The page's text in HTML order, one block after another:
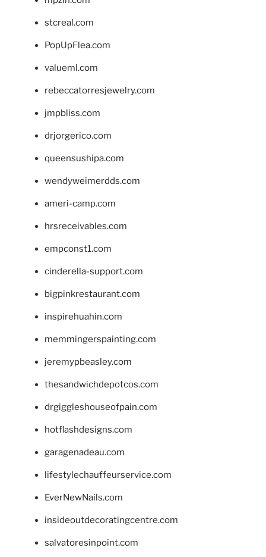
stcreal.com
PopUpFlea.com
valueml.com
rebeccatorresjewelry.com
jmpbliss.com
drjorgerico.com
queensushipa.com
wendyweimerdds.com
ameri-camp.com
hrsreceivables.com
empconst1.com
cinderella-support.com
bigpinkrestaurant.com
inspirehuahin.com
memmingerspainting.com
jeremypbeasley.com
thesandwichdepotcos.com
drgiggleshouseofpain.com
hotflashdesigns.com
garagenadeau.com
lifestylechauffeurservice.com
EverNewNails.com
insideoutdecoratingcentre.com
salvatoresinpoint.com